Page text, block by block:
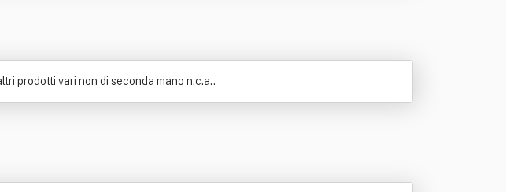
prodotti vari non di seconda mano n.c.a..